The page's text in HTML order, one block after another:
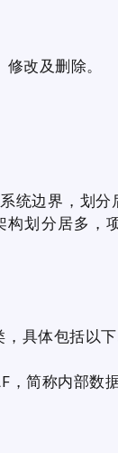
改及删除。
边界，划分
划分居多，
具体包括以下
简称内部数据